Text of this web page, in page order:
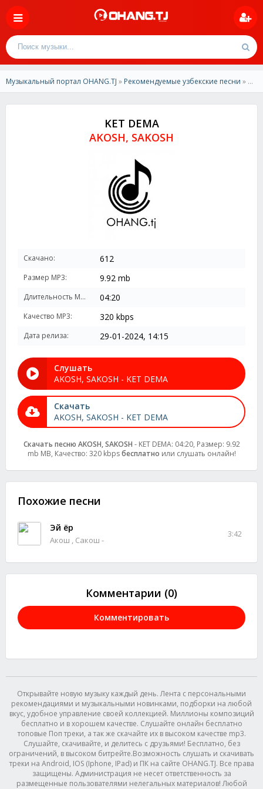
Музыкальный портал OHANG.TJ » Рекомендуемые узбекские песни » AKOSH, SAKOSH - KET DEMA
KET DEMA
AKOSH, SAKOSH
Скачано: 612
Размер MP3: 9.92 mb
Длительность MP3: 04:20
Качество MP3: 320 kbps
Дата релиза: 29-01-2024, 14:15
Слушать
AKOSH, SAKOSH - KET DEMA
Скачать
AKOSH, SAKOSH - KET DEMA
Скачать песню AKOSH, SAKOSH - KET DEMA: 04:20, Размер: 9.92
mb MB, Качество: 320 kbpsбесплатно или слушать онлайн!
Похожие песни
Эй ёр
Акош , Сакош -
3:42
Комментарии (0)
Комментировать
Открывайте новую музыку каждый день. Лента с персональными
рекомендациями и музыкальными новинками, подборки на любой
вкус, удобное управление своей коллекцией. Миллионы композиций
бесплатно и в хорошем качестве. Слушайте онлайн бесплатно
топовые Поп треки, а так же скачайте их в высоком качестве mp3.
Слушайте, скачивайте, и делитесь с друзьями! Бесплатно, без
ограничений, в высоком битрейте.Возможность слушать и скачивать
треки на Android, IOS (Iphone, IPad) и ПК на сайте OHANG.TJ. Все права
защищены. Администрация не несет ответственность за
размещенные пользователями нелегальных материалов! Любой